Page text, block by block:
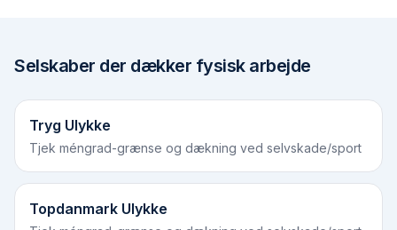
Selskaber der dækker fysisk arbejde
Tryg Ulykke
Tjek méngrad-grænse og dækning ved selvskade/sport
Topdanmark Ulykke